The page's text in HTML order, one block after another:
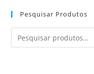
Pesquisar Produtos